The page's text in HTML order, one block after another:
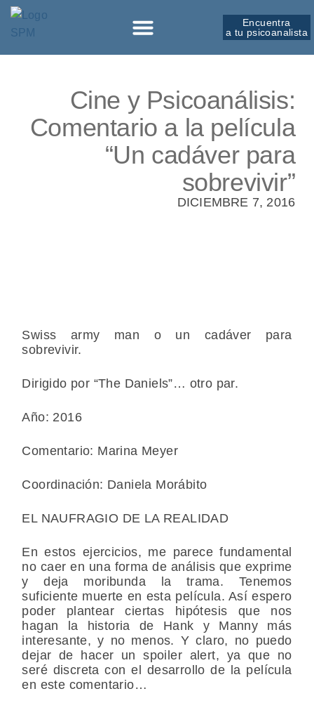
Encuentra
a tu psicoanalista
Cine y Psicoanálisis:
Comentario a la película
“Un cadáver para
sobrevivir”
DICIEMBRE 7, 2016
Swiss army man o un cadáver para
sobrevivir.
Dirigido por “The Daniels”… otro par.
Año: 2016
Comentario: Marina Meyer
Coordinación: Daniela Morábito
EL NAUFRAGIO DE LA REALIDAD
En estos ejercicios, me parece fundamental
no caer en una forma de análisis que exprime
y deja moribunda la trama. Tenemos
suficiente muerte en esta película. Así espero
poder plantear ciertas hipótesis que nos
hagan la historia de Hank y Manny más
interesante, y no menos. Y claro, no puedo
dejar de hacer un spoiler alert, ya que no
seré discreta con el desarrollo de la película
en este comentario…